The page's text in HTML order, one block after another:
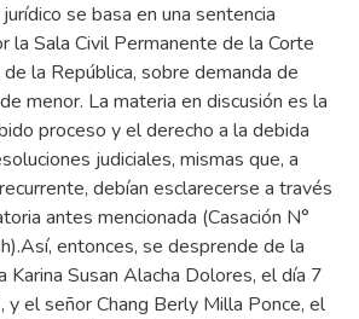
se basa en una sentencia
la Sala Civil Permanente de la Corte
la República, sobre demanda de
menor. La materia en discusión es la
proceso y el derecho a la debida
judiciales, mismas que, a
debían esclarecerse a través
antes mencionada (Casación N°
entonces, se desprende de la
Karina Susan Alacha Dolores, el día 7
el señor Chang Berly Milla Ponce, el